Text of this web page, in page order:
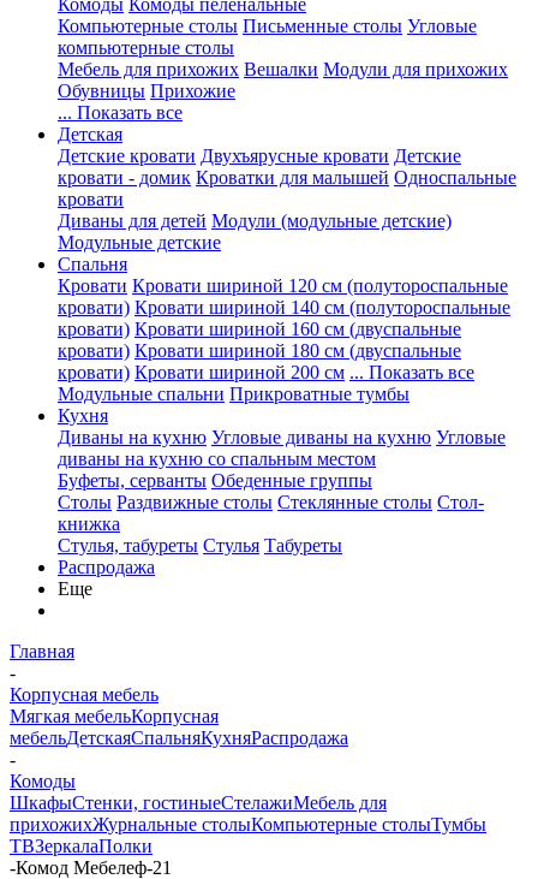
Комоды Комоды пеленальные
Компьютерные столы Письменные столы Угловые
компьютерные столы
Мебель для прихожих Вешалки Модули для прихожих
Обувницы Прихожие
... Показать все
Детская
Детские кровати Двухъярусные кровати Детские
кровати - домик Кроватки для малышей Односпальные
кровати
Диваны для детей Модули (модульные детские)
Модульные детские
Спальня
Кровати Кровати шириной 120 см (полутороспальные
кровати) Кровати шириной 140 см (полутороспальные
кровати) Кровати шириной 160 см (двуспальные
кровати) Кровати шириной 180 см (двуспальные
кровати) Кровати шириной 200 см ... Показать все
Модульные спальни Прикроватные тумбы
Кухня
Диваны на кухню Угловые диваны на кухню Угловые
диваны на кухню со спальным местом
Буфеты, серванты Обеденные группы
Столы Раздвижные столы Стеклянные столы Стол-
книжка
Стулья, табуреты Стулья Табуреты
Распродажа
Еще
Главная
-
Корпусная мебель
Мягкая мебельКорпусная
мебельДетскаяСпальняКухняРаспродажа
-
Комоды
ШкафыСтенки, гостиныеСтелажиМебель для
прихожихЖурнальные столыКомпьютерные столыТумбы
ТВЗеркалаПолки
-Комод Мебелеф-21